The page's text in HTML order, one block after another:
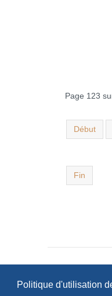
Politique d'utilisation
Page 123
Début
Fin